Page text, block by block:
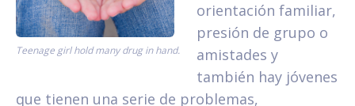
Teenage girl hold many drug in hand.
orientación familiar,
presión de grupo o
amistades y
también hay jóvenes
que tienen una serie de problemas,